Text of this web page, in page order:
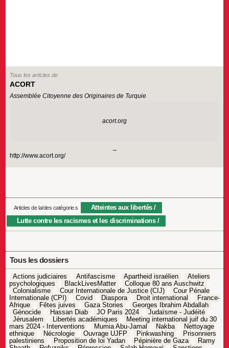
Tous les articles de
ACORT
Assemblée Citoyenne des Originaires de Turquie
acort.org
http://www.acort.org/
Articles de la/des catégorie.s
Atteintes aux libertés
Lutte contre les racismes et les discriminations
Tous les dossiers
Actions judiciaires Antifascisme Apartheid israélien
Ateliers
psychologiques
BlackLivesMatter
Colloque 80 ans Auschwitz
Colonialisme
Cour Internationale de Justice (CIJ)
Cour Pénale
Internationale (CPI)
Covid Diaspora Droit international
France-
Afrique
Fêtes juives Gaza Stories
Georges Ibrahim Abdallah
Génocide
Hassan Diab JO Paris 2024
Judaïsme - Judéité
Jérusalem
Libertés académiques
Meeting international juif du 30
mars 2024 - Interventions
Mumia Abu-Jamal Nakba
Nettoyage
ethnique
Nécrologie Ouvrage UJFP Pinkwashing
Prisonniers
palestiniens
Proposition de loi Yadan Pépinière de Gaza
Ramy